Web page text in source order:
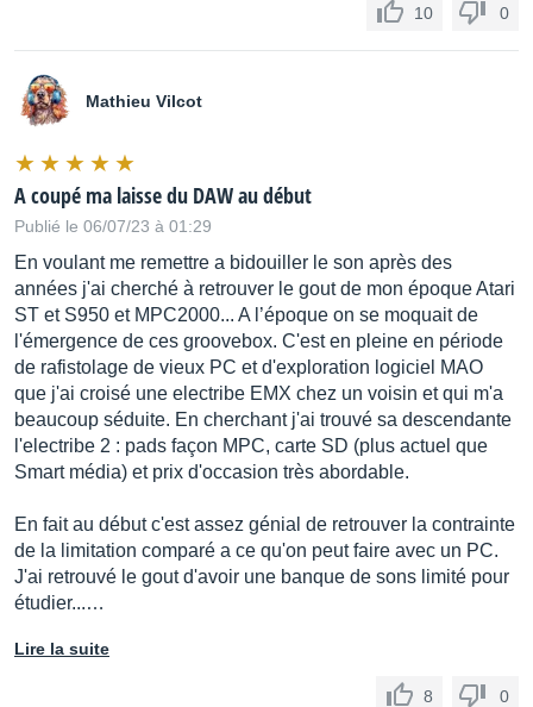
10 0
Mathieu Vilcot
A coupé ma laisse du DAW au début
Publié le 06/07/23 à 01:29
En voulant me remettre a bidouiller le son après des
années j'ai cherché à retrouver le gout de mon époque Atari
ST et S950 et MPC2000... A l’époque on se moquait de
l'émergence de ces groovebox. C'est en pleine en période
de rafistolage de vieux PC et d'exploration logiciel MAO
que j'ai croisé une electribe EMX chez un voisin et qui m'a
beaucoup séduite. En cherchant j'ai trouvé sa descendante
l'electribe 2 : pads façon MPC, carte SD (plus actuel que
Smart média) et prix d'occasion très abordable.
En fait au début c'est assez génial de retrouver la contrainte
de la limitation comparé a ce qu'on peut faire avec un PC.
J'ai retrouvé le gout d'avoir une banque de sons limité pour
étudier...…
Lire la suite
8 0